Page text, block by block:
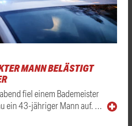
MANN BELÄSTIGT
fiel einem Bademeister
ein 43-jähriger Mann auf. …